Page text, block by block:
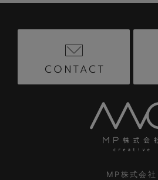
CONTACT
MP株式会社